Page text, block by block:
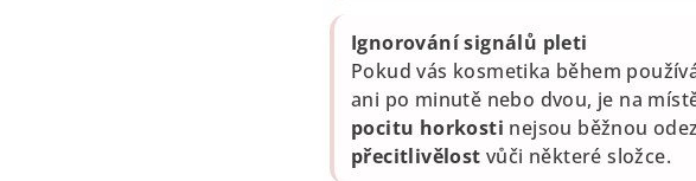
Ignorování signálů pleti
Pokud vás kosmetika během
ani po minutě nebo dvou, je na
pocitu horkosti nejsou běžnou
přecitlivělost vůči některé složce.